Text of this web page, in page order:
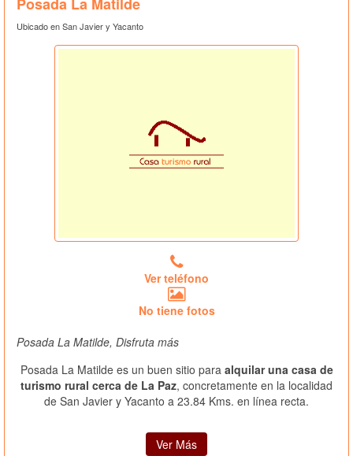
Ubicado en San Javier y Yacanto
Ver teléfono
No tiene fotos
Posada La Matilde, Disfruta más
Posada La Matilde es un buen sitio para alquilar una casa de
turismo rural cerca de La Paz, concretamente en la localidad
de San Javier y Yacanto a 23.84 Kms. en línea recta.
Ver Más